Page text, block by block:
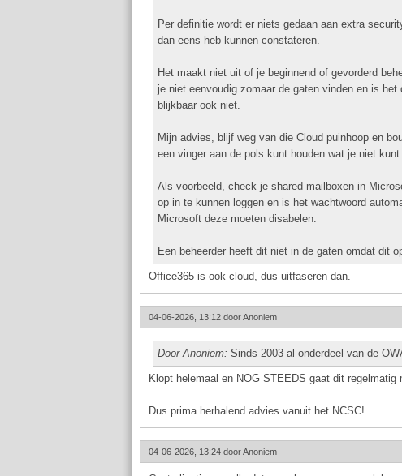
Per definitie wordt er niets gedaan aan extra
dan eens heb kunnen constateren.
Het maakt niet uit of je beginnend of gevorderd
je niet eenvoudig zomaar de gaten vinden en is
blijkbaar ook niet.
Mijn advies, blijf weg van die Cloud puinhoop en
een vinger aan de pols kunt houden wat je niet
Als voorbeeld, check je shared mailboxen in
op in te kunnen loggen en is het wachtwoord
Microsoft deze moeten disabelen.
Een beheerder heeft dit niet in de gaten omdat dit
Office365 is ook cloud, dus uitfaseren dan.
04-06-2026, 13:12 doorAnoniem
Door Anoniem: Sinds 2003 al onderdeel van de
Klopt helemaal en NOG STEEDS gaat dit regelmatig
Dus prima herhalend advies vanuit het NCSC!
04-06-2026, 13:24 doorAnoniem